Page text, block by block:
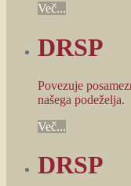
Več...
DRSP
Povezuje
našega podeželja.
Več...
DRSP